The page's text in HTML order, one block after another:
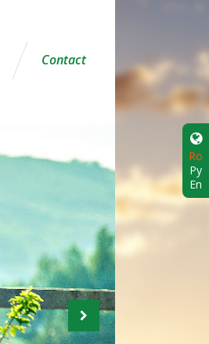
Ro
Ру
En
Contact